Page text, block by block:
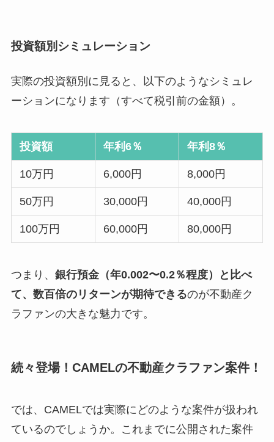
投資額別シミュレーション
実際の投資額別に見ると、以下のようなシミュレ
ーションになります（すべて税引前の金額）。
投資額 年利6％ 年利8％
10万円 6,000円 8,000円
50万円 30,000円 40,000円
100万円 60,000円 80,000円
つまり、 銀行預金（年0.002〜0.2％程度）と比べ
て、数百倍のリターンが期待できるのが不動産ク
ラファンの大きな魅力です。
続々登場！CAMELの不動産クラファン案件！
では、CAMELでは実際にどのような案件が扱われ
ているのでしょうか。これまでに公開された案件